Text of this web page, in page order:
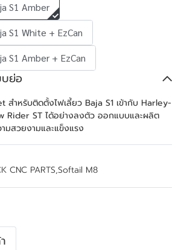
S1 Amber
S1 White + EzCan
S1 Amber + EzCan
ย่อ
สำหรับติดตั้งไฟเลี้ยว Baja S1 เข้ากับ Harley-
Rider ST ได้อย่างลงตัว ออกแบบและผลิต
มสวยงามและแข็งแรง
CNC PARTS,Softail M8